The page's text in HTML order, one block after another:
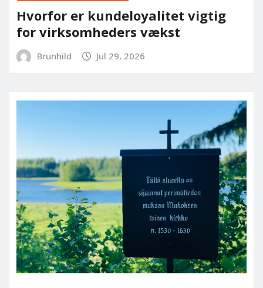
Hvorfor er kundeloyalitet vigtig
for virksomheders vækst
Brunhild Jul 29, 2026